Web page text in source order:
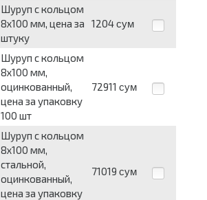
Шуруп с кольцом
8х100 мм, цена за
штуку
1204 сум
Шуруп с кольцом
8х100 мм,
оцинкованный,
цена за упаковку
100 шт
72911 сум
Шуруп с кольцом
8х100 мм,
стальной,
оцинкованный,
цена за упаковку
71019 сум